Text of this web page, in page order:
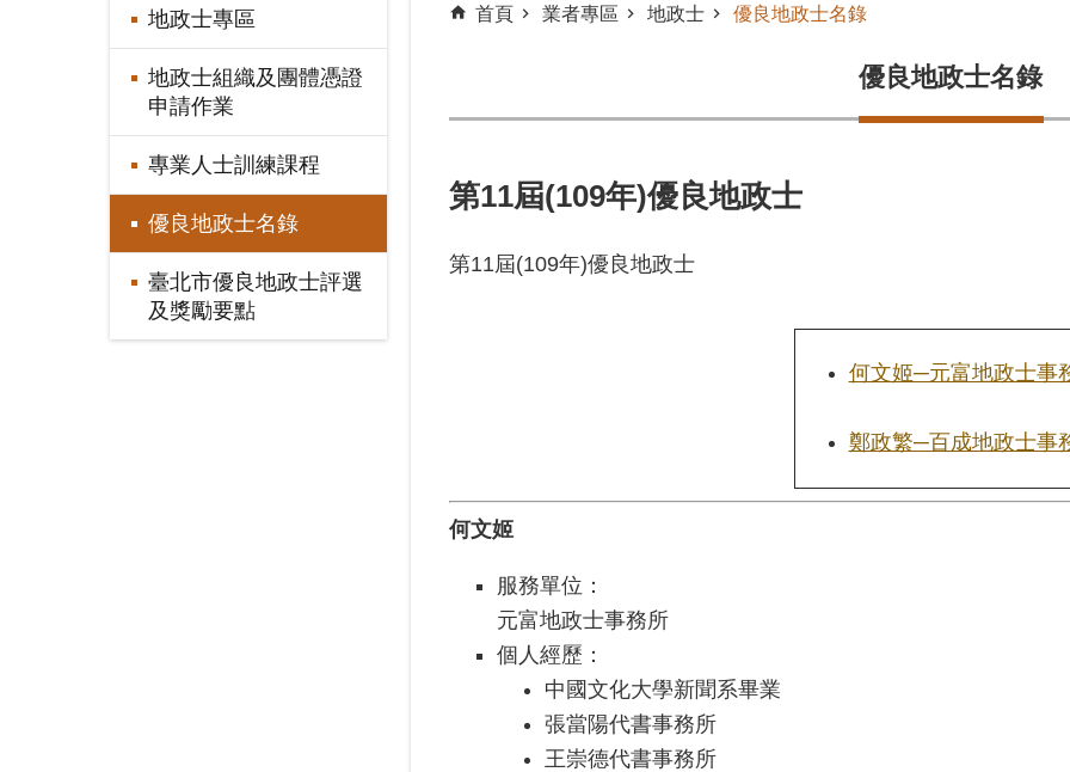
地政士專區
地政士組織及團體憑證
申請作業
專業人士訓練課程
優良地政士名錄
臺北市優良地政士評選
及獎勵要點
首頁
業者專區 地政士 優良地政士名錄
優良地政士名錄
第11屆(109年)優良地政士
第11屆(109年)優良地政士
何文姬─元富地政士事
鄭政繁─百成地政士事
何文姬
服務單位：
元富地政士事務所
個人經歷：
中國文化大學新聞系畢業
張當陽代書事務所
王崇德代書事務所